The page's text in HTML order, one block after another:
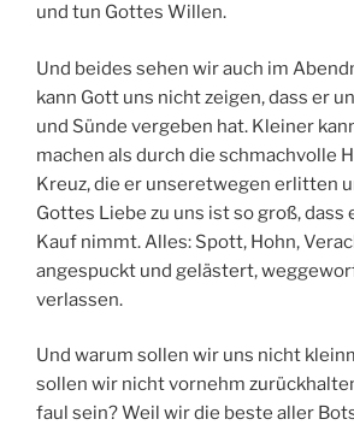
und tun Gottes Willen.
Und beides sehen wir auch im
kann Gott uns nicht zeigen, dass er
und Sünde vergeben hat. Kleiner
machen als durch die schmachvolle
Kreuz, die er unseretwegen erlitten
Gottes Liebe zu uns ist so groß, dass
Kauf nimmt. Alles: Spott, Hohn,
angespuckt und gelästert,
verlassen.
Und warum sollen wir uns nicht
sollen wir nicht vornehm
faul sein? Weil wir die beste aller